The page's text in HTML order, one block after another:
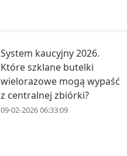
System kaucyjny 2026.
Które szklane butelki
wielorazowe mogą wypaść
z centralnej zbiórki?
09-02-2026 06:33:09